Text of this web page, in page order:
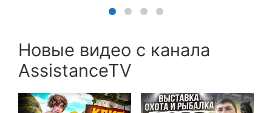
Новые видео с канала
AssistanceTV